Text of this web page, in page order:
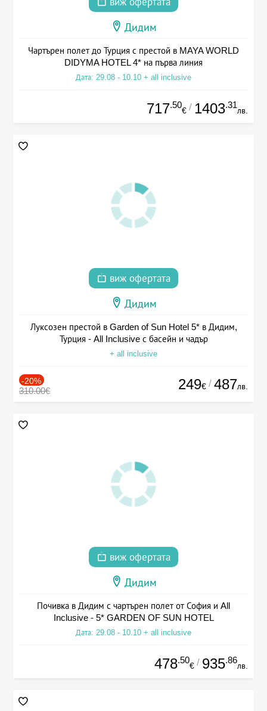
виж офертата
Дидим
Чартърен полет до Турция с престой в MAYA WORLD
DIDYMA HOTEL 4* на първа линия
Дата: 29.08 - 10.10 + all inclusive
717.50
€ / 1403.31
лв.
виж офертата
Дидим
Луксозен престой в Garden of Sun Hotel 5* в Дидим,
Турция - All Inclusive с басейн и чадър
+ all inclusive
-20%
310.00€ 249€ / 487лв.
виж офертата
Дидим
Почивка в Дидим с чартърен полет от София и All
Inclusive - 5* GARDEN OF SUN HOTEL
Дата: 29.08 - 10.10 + all inclusive
478.50
€ / 935.86
лв.